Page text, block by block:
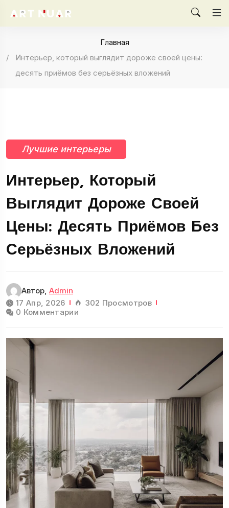
Детская
11 Статьи
Главная
Интерьер, который выглядит дороже своей цены:
десять приёмов без серьёзных вложений
Лучшие интерьеры
Интерьер, Который
Выглядит Дороже Своей
Цены: Десять Приёмов Без
Серьёзных Вложений
Автор, Admin
17 Апр, 2026
302 Просмотров
0 Комментарии